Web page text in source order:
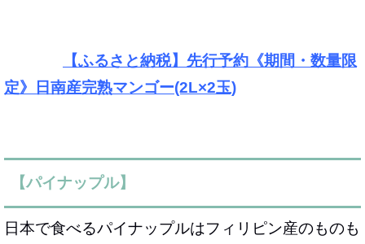
【ふるさと納税】先行予約《期間・数量限
定》日南産完熟マンゴー(2L×2玉)
【パイナップル】
日本で食べるパイナップルはフィリピン産のものも